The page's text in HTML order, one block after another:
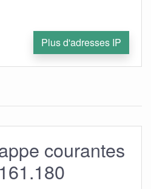
Plus d'adresses IP
courantes